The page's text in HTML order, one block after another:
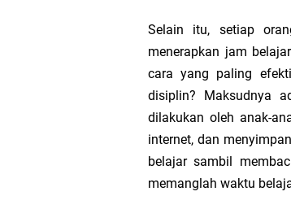
Selain itu, setiap
menerapkan jam
cara yang paling
disiplin? Maksudnya
dilakukan oleh anak-
internet, dan
belajar sambil
memanglah waktu